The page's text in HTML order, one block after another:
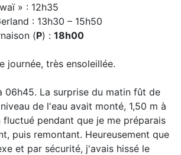
» : 12h35
: 13h30 – 15h50
(P) : 18h00
journée, très ensoleillée.
06h45. La surprise du matin fût de
de l'eau avait monté, 1,50 m à
fluctué pendant que je me préparais
puis remontant. Heureusement que
et par sécurité, j'avais hissé le